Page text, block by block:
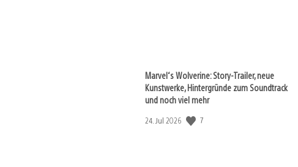
Marvel‘s Wolverine: Story-Trailer, neue
Kunstwerke, Hintergründe zum Soundtrack
und noch viel mehr
Veröffentlichungsdatum:
24. Jul 2026 7